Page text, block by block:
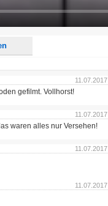
erscheinen.
11.07.2017
gefilmt. Vollhorst!
11.07.2017
waren alles nur Versehen!
11.07.2017
11.07.2017